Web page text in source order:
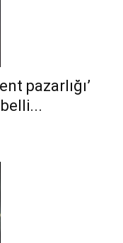
pazarlığı’